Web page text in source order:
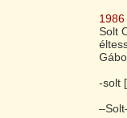
1986
Solt
-solt